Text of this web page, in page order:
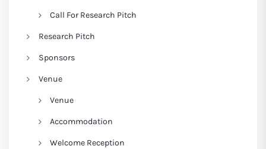
Call For Research Pitch
Research Pitch
Sponsors
Venue
Venue
Accommodation
Welcome Reception